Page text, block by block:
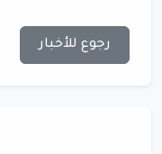
رجوع للأخبار